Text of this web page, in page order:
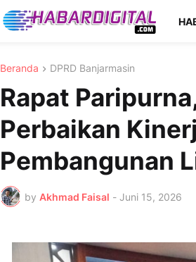
Beranda DPRD Banjarmasin
Rapat
Perbaikan
Pembangunan
by Akhmad Faisal - Juni 15, 2026